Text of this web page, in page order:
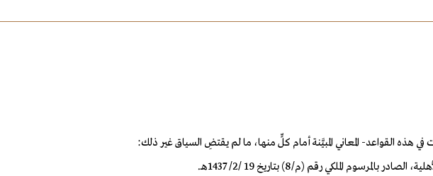
في هذه القواعد- المعاني المبيَّنة أمام كلٍّ منها، ما لم يقتضِ السياق غير ذلك: